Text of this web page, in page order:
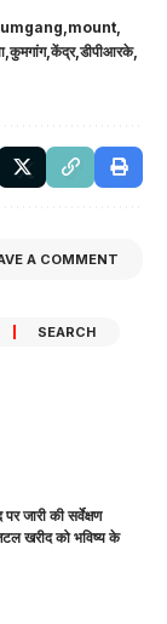
mount
कुमगांग केंद्र डीपीआरके
A COMMENT
जारी की सर्वेक्षण
खरीद को भविष्य के